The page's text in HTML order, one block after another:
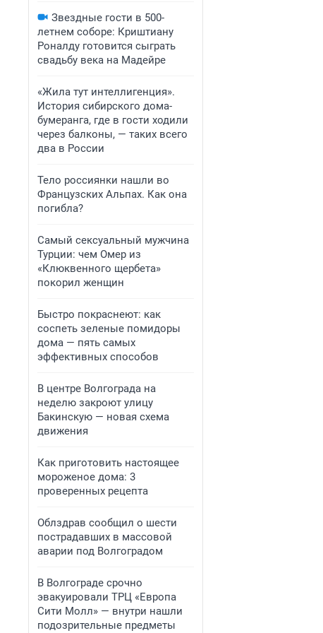
Звездные гости в 500-
летнем соборе: Криштиану
Роналду готовится сыграть
свадьбу века на Мадейре
«Жила тут интеллигенция».
История сибирского дома-
бумеранга, где в гости ходили
через балконы, — таких всего
два в России
Тело россиянки нашли во
Французских Альпах. Как она
погибла?
Самый сексуальный мужчина
Турции: чем Омер из
«Клюквенного щербета»
покорил женщин
Быстро покраснеют: как
соспеть зеленые помидоры
дома — пять самых
эффективных способов
В центре Волгограда на
неделю закроют улицу
Бакинскую — новая схема
движения
Как приготовить настоящее
мороженое дома: 3
проверенных рецепта
Облздрав сообщил о шести
пострадавших в массовой
аварии под Волгоградом
В Волгограде срочно
эвакуировали ТРЦ «Европа
Сити Молл» — внутри нашли
подозрительные предметы